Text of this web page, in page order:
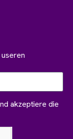
akzeptiere die